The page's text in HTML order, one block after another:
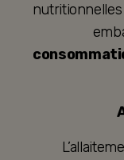
nutritionnelles